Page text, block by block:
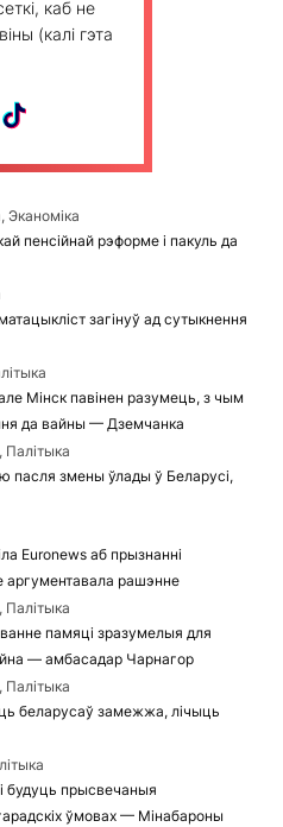
каб не
(калі гэта
Эканоміка
пенсійнай рэформе і пакуль да
загінуў ад сутыкнення
Мінск павінен разумець, з чым
да вайны — Дземчанка
Палітыка
пасля змены ўлады ў Беларусі,
Euronews аб прызнанні
аргументавала рашэнне
Палітыка
памяці зразумелыя для
— амбасадар Чарнагор
Палітыка
беларусаў замежжа, лічыць
будуць прысвечаныя
ўмовах — Мінабароны